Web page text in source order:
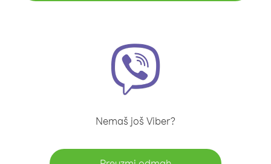
Nemaš još Viber?